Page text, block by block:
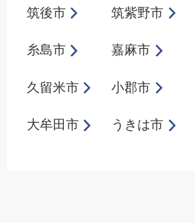
筑後市 筑紫野市
糸島市 嘉麻市
久留米市 小郡市
大牟田市 うきは市